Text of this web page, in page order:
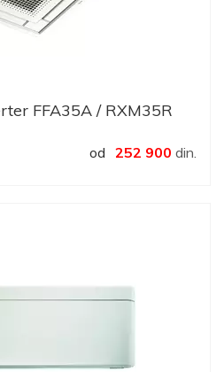
FFA35A / RXM35R
od 252 900 din.